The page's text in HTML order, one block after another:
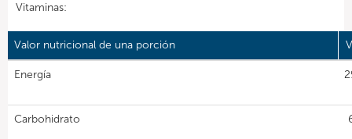
Vitaminas:
Valor nutricional de una porción
Energía
Carbohidrato